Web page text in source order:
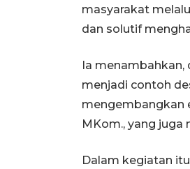
masyarakat
dan solutif
Ia
menjadi contoh
mengembangkan
MKom., yang
Dalam kegiatan